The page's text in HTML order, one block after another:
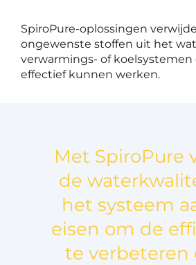
SpiroPure-oplossingen
ongewenste stoffen uit het
verwarmings- of
effectief kunnen werken.
Met SpiroPure
de
het systeem
eisen om de
te verbeteren